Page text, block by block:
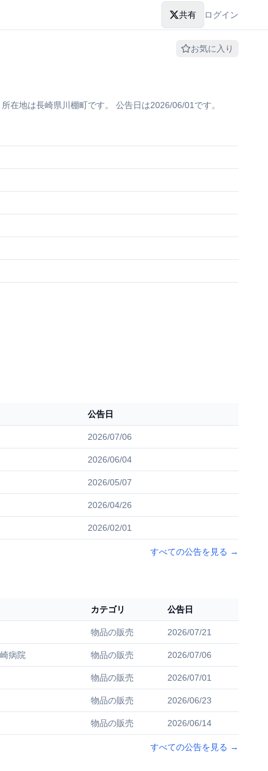
共有 ログイン
お気に入り
在地は長崎県川棚町です。 公告日は2026/06/01です。
公告日
2026/07/06
2026/06/04
2026/05/07
2026/04/26
2026/02/01
すべての公告を見る →
カテゴリ 公告日
物品の販売 2026/07/21
病院 物品の販売 2026/07/06
物品の販売 2026/07/01
物品の販売 2026/06/23
物品の販売 2026/06/14
すべての公告を見る →